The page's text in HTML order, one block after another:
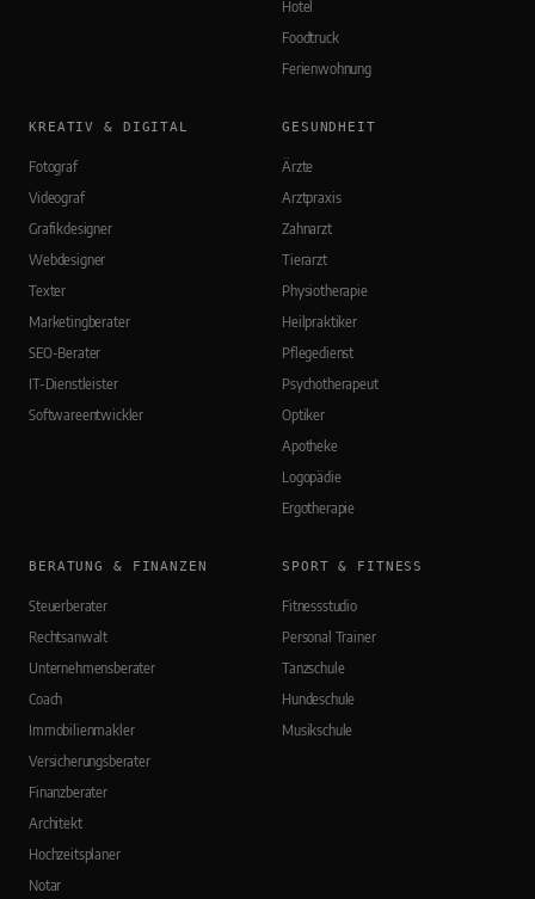
Hotel
Foodtruck
Ferienwohnung
KREATIV & DIGITAL
Fotograf
Videograf
Grafikdesigner
Webdesigner
Texter
Marketingberater
SEO-Berater
IT-Dienstleister
Softwareentwickler
GESUNDHEIT
Ärzte
Arztpraxis
Zahnarzt
Tierarzt
Physiotherapie
Heilpraktiker
Pflegedienst
Psychotherapeut
Optiker
Apotheke
Logopädie
Ergotherapie
BERATUNG & FINANZEN
Steuerberater
Rechtsanwalt
Unternehmensberater
Coach
Immobilienmakler
Versicherungsberater
Finanzberater
Architekt
Hochzeitsplaner
Notar
SPORT & FITNESS
Fitnessstudio
Personal Trainer
Tanzschule
Hundeschule
Musikschule